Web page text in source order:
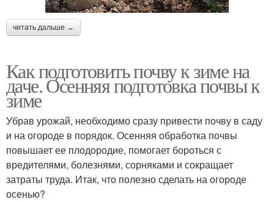
читать дальше →
Как подготовить почву к зиме на
даче. Осенняя подготовка почвы к
зиме
Убрав урожай, необходимо сразу привести почву в саду
и на огороде в порядок. Осенняя обработка почвы
повышает ее плодородие, помогает бороться с
вредителями, болезнями, сорняками и сокращает
затраты труда. Итак, что полезно сделать на огороде
осенью?